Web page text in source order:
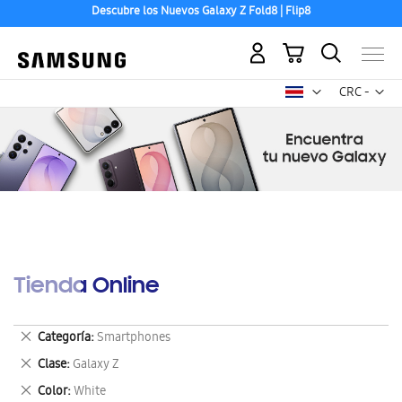
Descubre los Nuevos Galaxy Z Fold8 | Flip8
Hasta 24 cuotas sin intereses
CRC -
colón
Mi carrito
Tienda Online
Categoría Smartphones
Eliminar
este
artículo
Clase Galaxy Z
Eliminar
este
Color White
Eliminar